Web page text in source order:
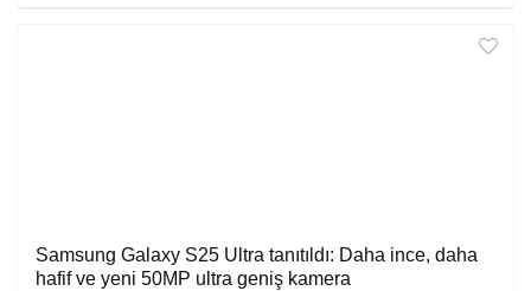
Samsung Galaxy S25 Ultra tanıtıldı: Daha ince, daha
hafif ve yeni 50MP ultra geniş kamera